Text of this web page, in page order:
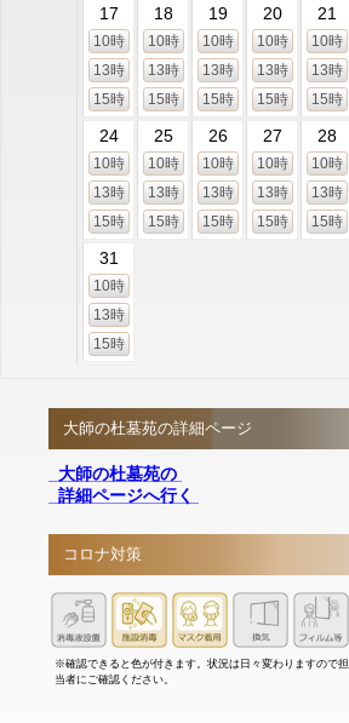
17
10時
13時
15時
18
10時
13時
15時
19
10時
13時
15時
20
10時
13時
15時
21
10時
13時
15時
24
10時
13時
15時
25
10時
13時
15時
26
10時
13時
15時
27
10時
13時
15時
28
10時
13時
15時
31
10時
13時
15時
大師の杜墓苑の詳細ページ
大師の杜墓苑の
詳細ページへ行く
コロナ対策
※確認できると色が付きます。状況は日々変わりますので担
当者にご確認ください。